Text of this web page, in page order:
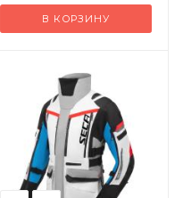
В КОРЗИНУ